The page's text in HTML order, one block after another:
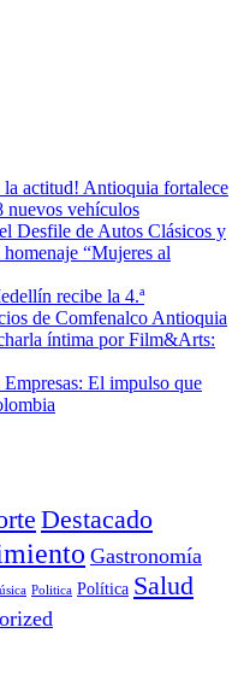
la actitud! Antioquia fortalece
nuevos vehículos
Desfile de Autos Clásicos y
“Mujeres al
recibe la 4.ª
de Comfenalco Antioquia
íntima por Film&Arts:
El impulso que
Destacado
Gastronomía
Politica Política Salud